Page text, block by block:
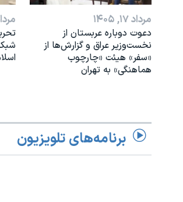
مرداد ۱۷, ۱۴۰۵
دعوت دوباره عربستان از
نخست‌وزیر عراق و گزارش‌ها از
«سفر» هیئت «چارچوب
هماهنگی» به تهران
مرداد
برنامه‌های تلویزیون